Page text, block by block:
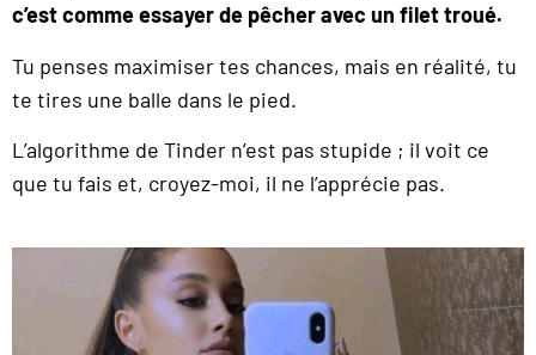
c’est comme essayer de pêcher avec un filet troué.
Tu penses maximiser tes chances, mais en réalité, tu
te tires une balle dans le pied.
L’algorithme de Tinder n’est pas stupide ; il voit ce
que tu fais et, croyez-moi, il ne l’apprécie pas.